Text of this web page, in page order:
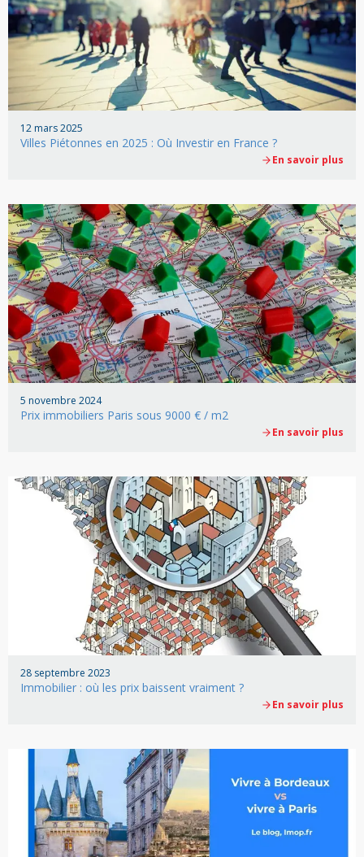
12 mars 2025
Villes Piétonnes en 2025 : Où Investir en France ?
En savoir plus
5 novembre 2024
Prix immobiliers Paris sous 9000 € / m2
En savoir plus
28 septembre 2023
Immobilier : où les prix baissent vraiment ?
En savoir plus